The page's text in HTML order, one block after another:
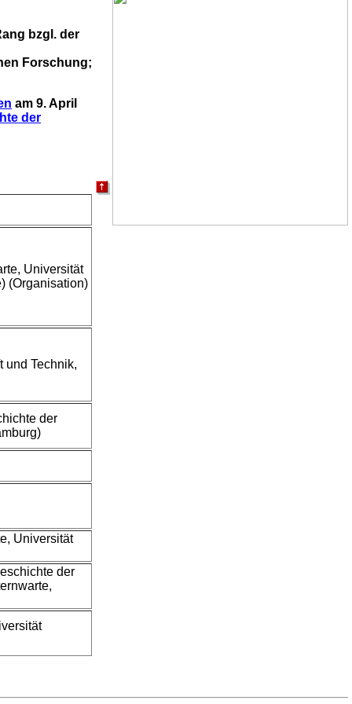
bzgl. der
Forschung;
am 9. April
der
Universität
(Organisation)
und Technik,
der
Universität
der